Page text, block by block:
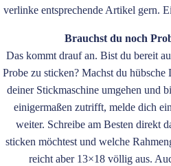
verlinke entsprechende Artikel gern.
Brauchst du noch
Das kommt drauf an. Bist du bereit
Probe zu sticken? Machst du
deiner Stickmaschine umgehen und
einigermaßen zutrifft, melde dich
weiter. Schreibe am Besten direkt
sticken möchtest und welche
reicht aber 13×18 völlig aus.